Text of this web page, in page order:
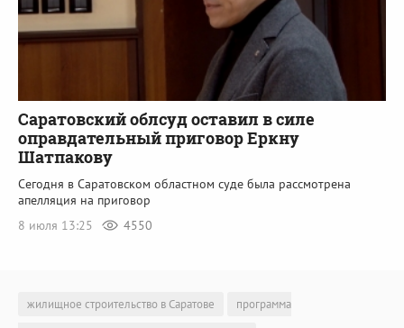
Саратовский облсуд оставил в силе
оправдательный приговор Еркну
Шатпакову
Сегодня в Саратовском областном суде была рассмотрена
апелляция на приговор
8 июля 13:25
4550
жилищное строительство в Саратове
программа